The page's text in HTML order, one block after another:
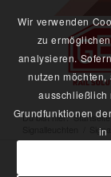
Du bist hier: Startseite
Wir verwenden
zu
analysieren.
nutzen
ausschließlich
Grundfunktionen
in